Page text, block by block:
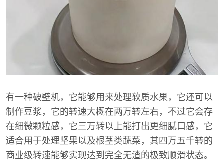
有一种破壁机，它能够用来处理软质水果，它还可以
制作豆浆，它的转速大概在两万转左右，不过它会存
在细微颗粒感，它三万转以上能打出更细腻口感，它
适合用于处理坚果以及根茎类蔬菜，其四万五千转的
商业级转速能够实现达到完全无渣的极致顺滑状态。